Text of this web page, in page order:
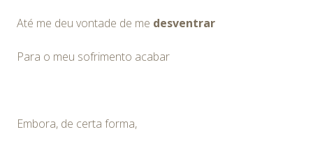
Até me deu vontade de me desventrar
Para o meu sofrimento acabar
Embora, de certa forma,